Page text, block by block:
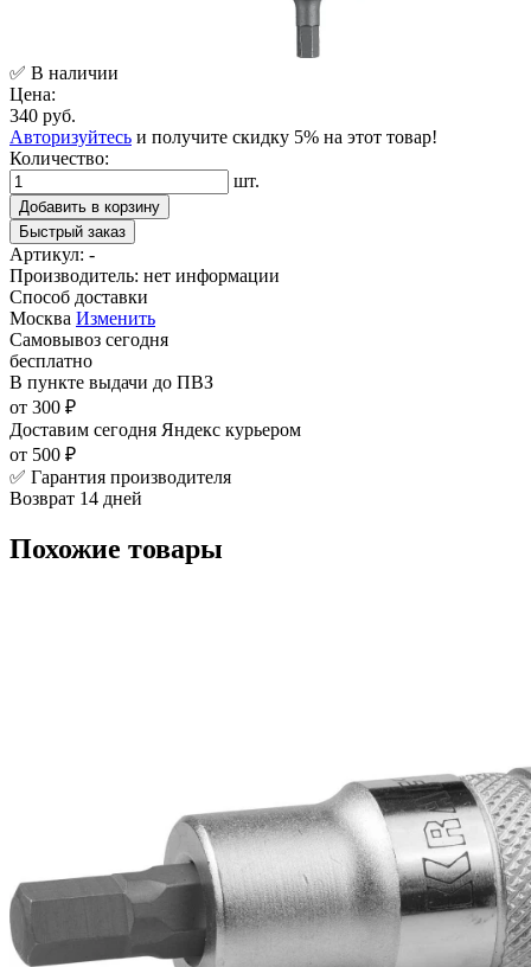
✅ В наличии
Цена:
340 руб.
Авторизуйтесь и получите скидку 5% на этот товар!
Количество:
шт.
Добавить в корзину
Быстрый заказ
Артикул: -
Производитель: нет информации
Способ доставки
Москва Изменить
Самовывоз сегодня
бесплатно
В пункте выдачи до ПВЗ
от 300 ₽
Доставим сегодня Яндекс курьером
от 500 ₽
✅ Гарантия производителя
Возврат 14 дней
Похожие товары